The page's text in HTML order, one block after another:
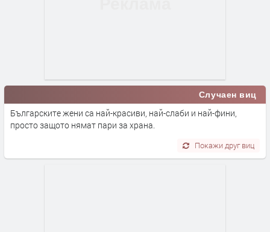
Случаен виц
Българските жени са най-красиви, най-слаби и най-фини,
просто защото нямат пари за храна.
Покажи друг виц